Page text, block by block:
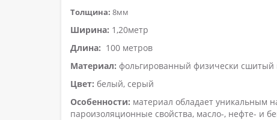
Толщина: 8мм
Ширина: 1,20метр
Длина: 100 метров
Материал: фольгированный физически сшитый
Цвет: белый, серый
Особенности: материал обладает уникальным
пароизоляционные свойства, масло-, нефте- и